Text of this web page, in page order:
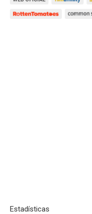
Estadísticas